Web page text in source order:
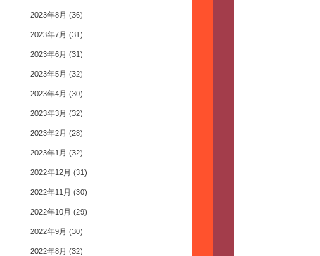
2023年8月 (36)
2023年7月 (31)
2023年6月 (31)
2023年5月 (32)
2023年4月 (30)
2023年3月 (32)
2023年2月 (28)
2023年1月 (32)
2022年12月 (31)
2022年11月 (30)
2022年10月 (29)
2022年9月 (30)
2022年8月 (32)